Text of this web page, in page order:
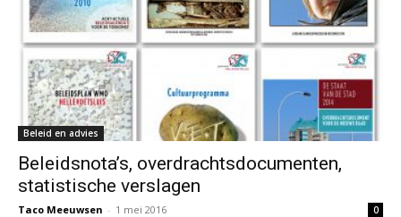
Beleid en advies
Beleidsnota’s, overdrachtsdocumenten,
statistische verslagen
Taco Meeuwsen - 1 mei 2016 0